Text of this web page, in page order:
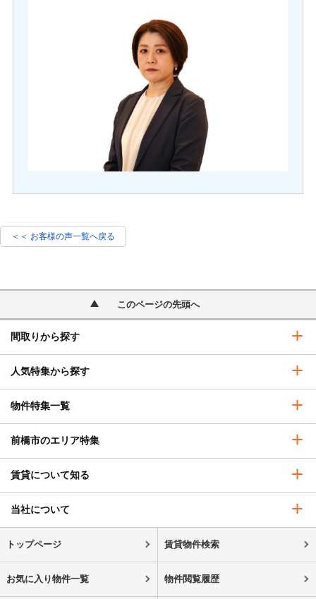
＜＜ お客様の声一覧へ戻る
このページの先頭へ
間取りから探す
人気特集から探す
物件特集一覧
前橋市のエリア特集
賃貸について知る
当社について
トップページ 賃貸物件検索
お気に入り物件一覧 物件閲覧履歴